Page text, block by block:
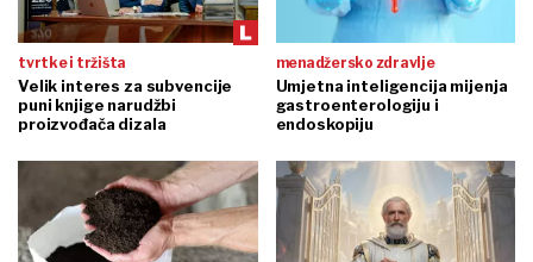
tvrtke i tržišta
Velik interes za subvencije
puni knjige narudžbi
proizvođača dizala
menadžersko zdravlje
Umjetna inteligencija mijenja
gastroenterologiju i
endoskopiju